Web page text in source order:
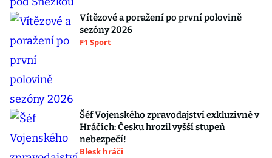
Vítězové a poražení po první polovině
sezóny 2026
F1 Sport
Šéf Vojenského zpravodajství exkluzivně v
Hráčích: Česku hrozil vyšší stupeň
nebezpečí!
Blesk hráči